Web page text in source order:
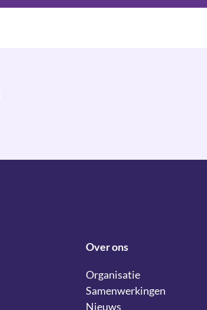
Over ons
Organisatie
Samenwerkingen
Nieuws